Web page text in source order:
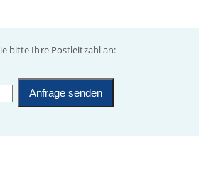
bitte Ihre Postleitzahl an: